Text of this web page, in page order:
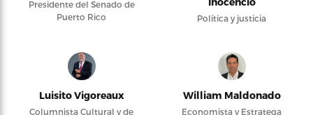
Presidente del Senado de
Puerto Rico
Política y justicia
Luisito Vigoreaux
Columnista Cultural y de
William Maldonado
Economista y Estratega